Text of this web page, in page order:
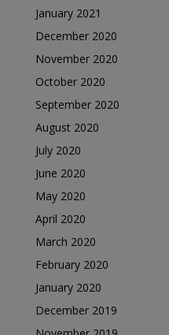
January 2021
December 2020
November 2020
October 2020
September 2020
August 2020
July 2020
June 2020
May 2020
April 2020
March 2020
February 2020
January 2020
December 2019